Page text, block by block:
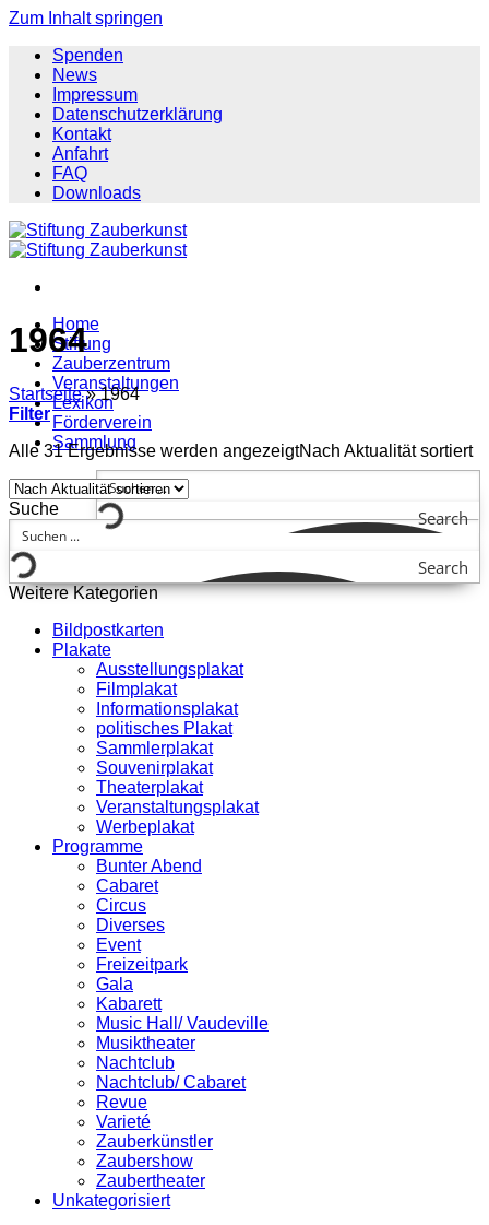
Zum Inhalt springen
Spenden
News
Impressum
Datenschutzerklärung
Kontakt
Anfahrt
FAQ
Downloads
Home
Stiftung
Zauberzentrum
Veranstaltungen
Lexikon
Förderverein
Sammlung
Search
1964
Startseite » 1964
Filter
Alle 31 Ergebnisse werden angezeigtNach Aktualität sortiert
Suche
Search
Weitere Kategorien
Bildpostkarten
Plakate
Ausstellungsplakat
Filmplakat
Informationsplakat
politisches Plakat
Sammlerplakat
Souvenirplakat
Theaterplakat
Veranstaltungsplakat
Werbeplakat
Programme
Bunter Abend
Cabaret
Circus
Diverses
Event
Freizeitpark
Gala
Kabarett
Music Hall/ Vaudeville
Musiktheater
Nachtclub
Nachtclub/ Cabaret
Revue
Varieté
Zauberkünstler
Zaubershow
Zaubertheater
Unkategorisiert